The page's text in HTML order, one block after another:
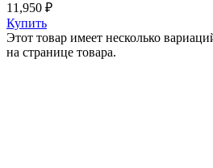
11,950 ₽
Купить
Этот товар имеет несколько
на странице товара.